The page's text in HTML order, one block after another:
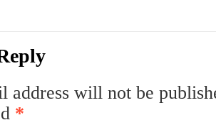
address will not be
*